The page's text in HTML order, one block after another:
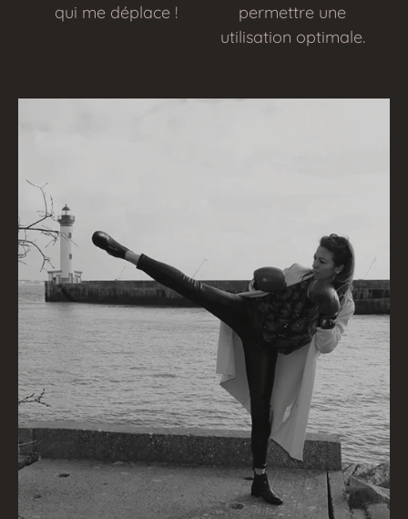
qui me déplace !
permettre une
utilisation optimale.